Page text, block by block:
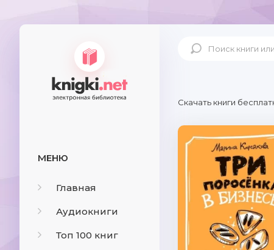
МЕНЮ
Главная
Аудиокниги
Топ 100 книг
Скачать книги